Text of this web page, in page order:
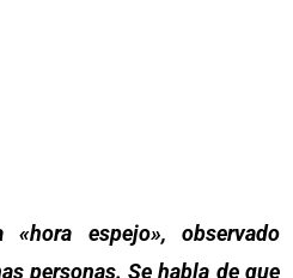
espejo», observado
personas. Se habla de que